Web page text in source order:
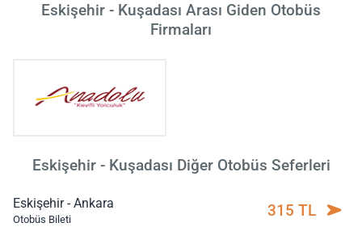
Eskişehir - Kuşadası Arası Giden Otobüs
Firmaları
Eskişehir - Kuşadası Diğer Otobüs Seferleri
Eskişehir - Ankara
Otobüs Bileti 315 TL